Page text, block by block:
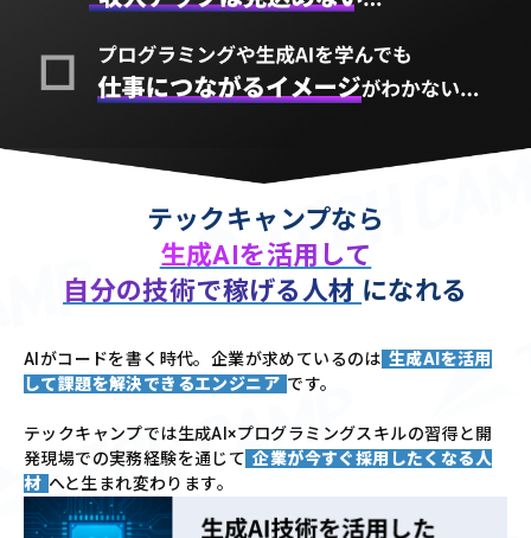
テックキャンプなら
生成AIを活用して
自分の技術で稼げる人材 になれる
AIがコードを書く時代。企業が求めているのは 生成AIを活用
して課題を解決できるエンジニア です。
テックキャンプでは生成AI×プログラミングスキルの習得と開
発現場での実務経験を通じて 企業が今すぐ採用したくなる人
材 へと生まれ変わります。